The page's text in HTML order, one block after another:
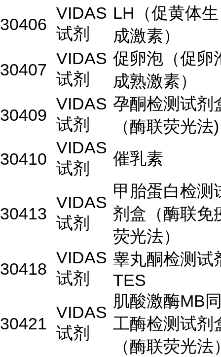
30406
VIDAS
试剂
LH（促黄体生
成激素）
30407
VIDAS
试剂
促卵泡（促卵
成熟激素）
30409
VIDAS
试剂
孕酮检测试剂
（酶联荧光法)
30410
VIDAS
试剂
催乳素
30413
VIDAS
试剂
甲胎蛋白检测
剂盒（酶联免
荧光法）
30418
VIDAS
试剂
睾丸酮检测试
TES
30421
VIDAS
试剂
肌酸激酶MB
工酶检测试剂
（酶联荧光法